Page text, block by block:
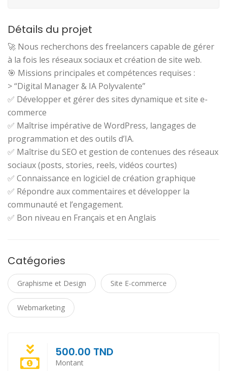
Détails du projet
🚀 Nous recherchons des freelancers capable de gérer
à la fois les réseaux sociaux et création de site web.
🎯 Missions principales et compétences requises :
> “Digital Manager & IA Polyvalente”
✅ Développer et gérer des sites dynamique et site e-
commerce
✅ Maîtrise impérative de WordPress, langages de
programmation et des outils d’IA.
✅ Maîtrise du SEO et gestion de contenues des réseaux
sociaux (posts, stories, reels, vidéos courtes)
✅ Connaissance en logiciel de création graphique
✅ Répondre aux commentaires et développer la
communauté et l’engagement.
✅ Bon niveau en Français et en Anglais
Catégories
Graphisme et Design Site E-commerce
Webmarketing
500.00 TND
Montant